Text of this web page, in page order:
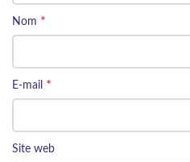
Nom *
E-mail *
Site web